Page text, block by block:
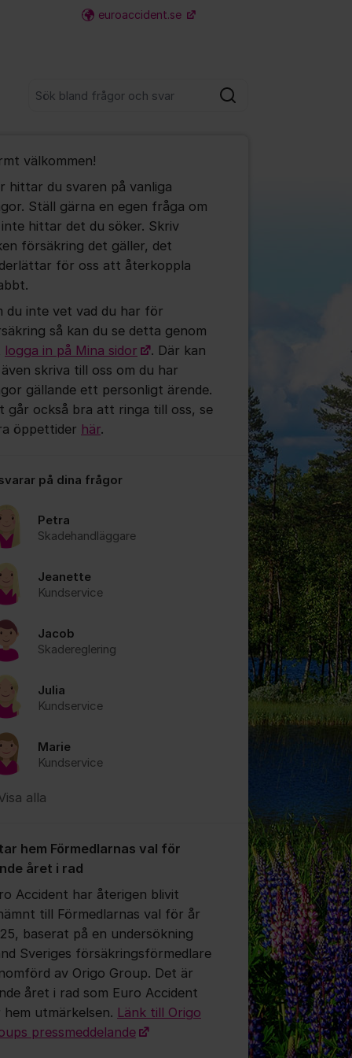
Sök
euroaccident.se Fler supportlänkar
för inlägg/kommentar
välkommen!
hittar du svaren på vanliga
Ställ gärna en egen fråga om
hittar det du söker. Skriv
försäkring det gäller, det
för oss att återkoppla
du inte vet vad du har för
så kan du se detta genom
logga in på Mina sidor
. Där kan
skriva till oss om du har
gällande ett personligt ärende.
går också bra att ringa till oss, se
öppettider här.
på dina frågor
Petra
Skadehandläggare
Jeanette
Kundservice
Jacob
Skadereglering
Julia
Kundservice
Marie
Kundservice
alla
hem Förmedlarnas val för
året i rad
Accident har återigen blivit
till Förmedlarnas val för år
baserat på en undersökning
Sveriges försäkringsförmedlare
av Origo Group. Det är
året i rad som Euro Accident
hem utmärkelsen. Länk till Origo
pressmeddelande